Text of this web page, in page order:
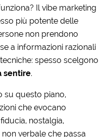
Il vibe marketing
più potente delle
non prendono
a informazioni razionali
spesso scelgono
sentire.
su questo piano,
che evocano
nostalgia,
verbale che passa